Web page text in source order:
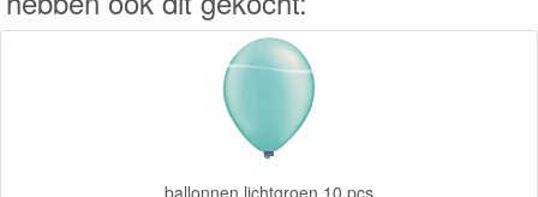
Forever
ballonnen lichtgroen 10 pcs